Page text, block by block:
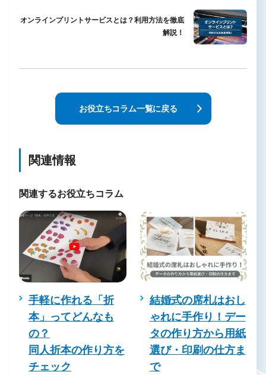
オンラインプリントサービスとは？利用方法を徹底
解説！
お役立ちコラム一覧に戻る
関連情報
関連するお役立ちコラム
手軽に作れる「折
本」ってどんなも
の？
同人折本の作り方を
チェック
結婚式の席札はおし
ゃれに手作り！デー
タの作り方から用紙
選び・印刷の仕方ま
で